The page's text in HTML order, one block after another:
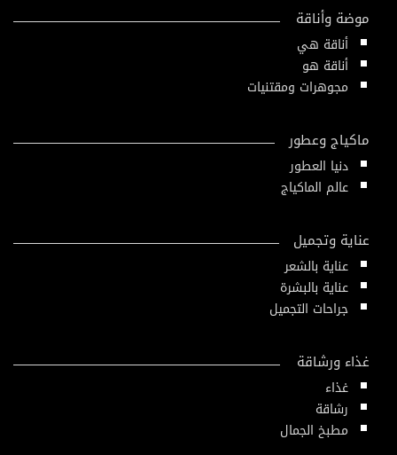
موضة وأناقة
أناقة هي
أناقة هو
مجوهرات ومقتنيات
ماكياج وعطور
دنيا العطور
عالم الماكياج
عناية وتجميل
عناية بالشعر
عناية بالبشرة
جراحات التجميل
غذاء ورشاقة
غذاء
رشاقة
مطبخ الجمال